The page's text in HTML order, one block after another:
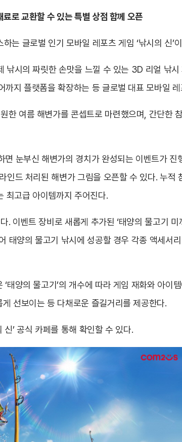
로 교환할 수 있는 특별 상점 함께 오픈
는 글로벌 인기 모바일 레포츠 게임 ‘낚시의 신’
낚시의 짜릿한 손맛을 느낄 수 있는 3D 리얼 낚
지 플랫폼을 확장하는 등 글로벌 대표 모바일
한 여름 해변가를 콘셉트로 마련했으며, 간단한
눈부신 해변가의 경치가 완성되는 이벤트가 진
인드 처리된 해변가 그림을 오픈할 수 있다. 누
최고급 아이템까지 주어진다.
이벤트 장비로 새롭게 추가된 ‘태양의 물고기 미
태양의 물고기 낚시에 성공할 경우 각종 액세서
태양의 물고기’의 개수에 따라 게임 재화와 아이
선보이는 등 다채로운 즐길거리를 제공한다.
’ 공식 카페를 통해 확인할 수 있다.